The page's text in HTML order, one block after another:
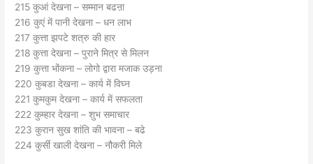
215 कुआं देखना – सम्मान बढऩा
216 कुएं में पानी देखना – धन लाभ
217 कुत्ता झपटे शत्रु की हार
218 कुत्ता देखना – पुराने मित्र से मिलन
219 कुत्ता भोंकना – लोगो द्वारा मजाक उड़ना
220 कुबडा देखना – कार्य में विघ्न
221 कुमकुम देखना – कार्य में सफलता
222 कुम्हार देखना – शुभ समाचार
223 कुरान सुख शांति की भावना – बढे
224 कुर्सी खाली देखना – नौकरी मिले